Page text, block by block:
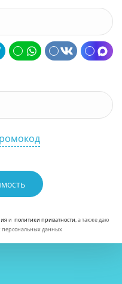
и политики приватности, а также даю
персональных данных